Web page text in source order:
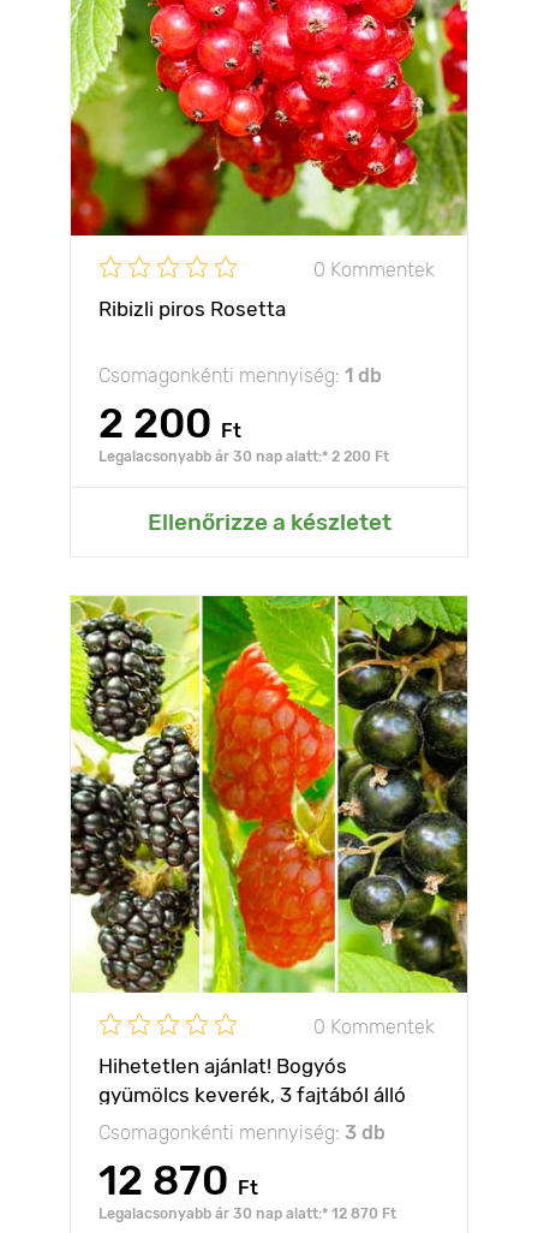
0 Kommentek
Ribizli piros Rosetta
Csomagonkénti mennyiség: 1 db
2 200 Ft
Legalacsonyabb ár 30 nap alatt:* 2 200 Ft
Ellenőrizze a készletet
0 Kommentek
Hihetetlen ajánlat! Bogyós
gyümölcs keverék, 3 fajtából álló
készlet
Csomagonkénti mennyiség: 3 db
12 870 Ft
Legalacsonyabb ár 30 nap alatt:* 12 870 Ft